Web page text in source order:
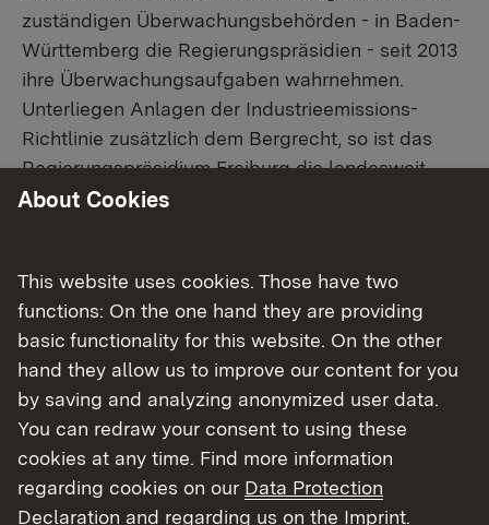
zuständigen Überwachungsbehörden - in Baden-
Württemberg die Regierungspräsidien - seit 2013
ihre Überwachungsaufgaben wahrnehmen.
Unterliegen Anlagen der Industrieemissions-
Richtlinie zusätzlich dem Bergrecht, so ist das
Regierungspräsidium Freiburg die landesweit
zuständige Behörde.
nach der Industrieemissions-Richtlinie (IE-
Anlagen) durch die Regierungspräsidien gehören
insbesondere Vor-Ort-Besichtigungen,
Überwachung der Emissionen und Überprüfung
interner Berichte und Folgedokumente,
Überprüfung der Eigenkontrolle, Prüfung der
angewandten Techniken und der Eignung des
Umweltmanagements. Nach jeder Vor-Ort-
Besichtigung erstellt das zuständige
About Cookies
This website uses cookies. Those have two
functions: On the one hand they are providing
basic functionality for this website. On the other
hand they allow us to improve our content for you
by saving and analyzing anonymized user data.
You can redraw your consent to using these
cookies at any time. Find more information
regarding cookies on our Data Protection
Declaration and regarding us on the Imprint.